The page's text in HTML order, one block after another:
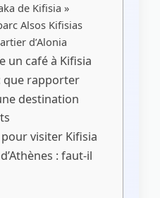
de Kifisia »
Alsos Kifisias
d’Alonia
un café à Kifisia
que rapporter
destination
visiter Kifisia
: faut-il